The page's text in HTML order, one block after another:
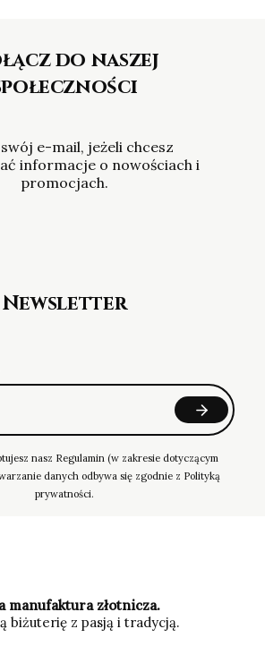
do naszej
e-mail, jeżeli chcesz
informacje o nowościach i
promocjach.
Newsletter
nasz Regulamin (w zakresie dotyczącym
danych odbywa się zgodnie z Polityką
prywatności.
manufaktura złotnicza.
biżuterię z pasją i tradycją.